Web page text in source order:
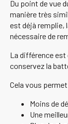
Du point de vue
manière très
est déjà remplie,
nécessaire de
La différence est
conservez la
Cela vous
Moins de
Une